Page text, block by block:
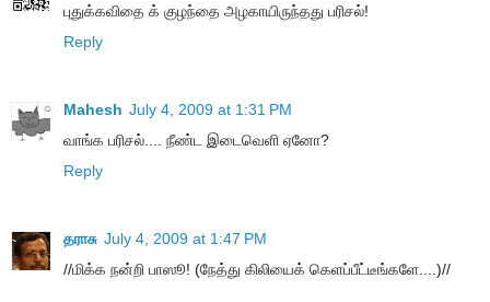
புதுக்கவிதை க் குழந்தை அழகாயிருந்தது பரிசல்!
Reply
Mahesh July 4, 2009 at 1:31 PM
வாங்க பரிசல்.... நீண்ட இடைவெளி ஏனோ?
Reply
தராசு July 4, 2009 at 1:47 PM
//மிக்க நன்றி பாஸூ! (நேத்து கிலியைக் கெளப்பீட்டீங்களே....)//